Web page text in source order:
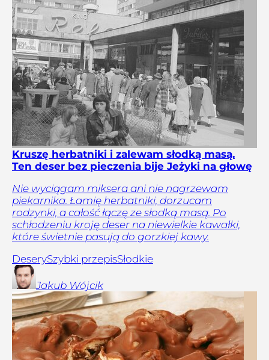
Kruszę herbatniki i zalewam słodką masą.
Ten deser bez pieczenia bije Jeżyki na głowę
Nie wyciągam miksera ani nie nagrzewam
piekarnika. Łamię herbatniki, dorzucam
rodzynki, a całość łączę ze słodką masą. Po
schłodzeniu kroję deser na niewielkie kawałki,
które świetnie pasują do gorzkiej kawy.
DeserySzybki przepisSłodkie
Jakub Wójcik